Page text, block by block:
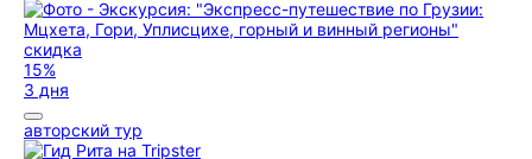
скидка
15%
3 дня
авторский тур